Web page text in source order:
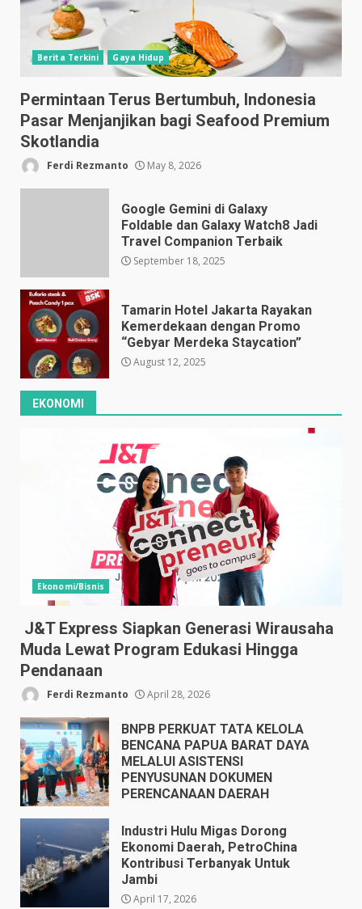
Berita Terkini Gaya Hidup
Permintaan Terus Bertumbuh, Indonesia
Pasar Menjanjikan bagi Seafood Premium
Skotlandia
Ferdi Rezmanto May 8, 2026
Google Gemini di Galaxy
Foldable dan Galaxy Watch8 Jadi
Travel Companion Terbaik
September 18, 2025
Tamarin Hotel Jakarta Rayakan
Kemerdekaan dengan Promo
“Gebyar Merdeka Staycation”
August 12, 2025
EKONOMI
Ekonomi/Bisnis
J&T Express Siapkan Generasi Wirausaha
Muda Lewat Program Edukasi Hingga
Pendanaan
Ferdi Rezmanto April 28, 2026
BNPB PERKUAT TATA KELOLA
BENCANA PAPUA BARAT DAYA
MELALUI ASISTENSI
PENYUSUNAN DOKUMEN
PERENCANAAN DAERAH
Industri Hulu Migas Dorong
Ekonomi Daerah, PetroChina
Kontribusi Terbanyak Untuk
Jambi
April 17, 2026